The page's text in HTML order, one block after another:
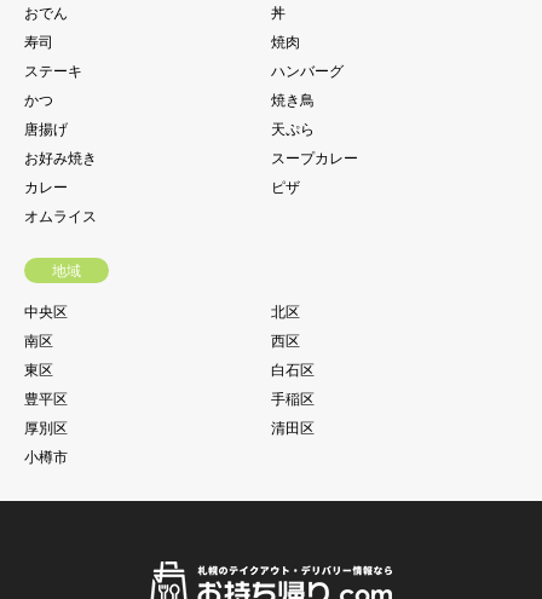
おでん
丼
寿司
焼肉
ステーキ
ハンバーグ
かつ
焼き鳥
唐揚げ
天ぷら
お好み焼き
スープカレー
カレー
ピザ
オムライス
地域
中央区
北区
南区
西区
東区
白石区
豊平区
手稲区
厚別区
清田区
小樽市